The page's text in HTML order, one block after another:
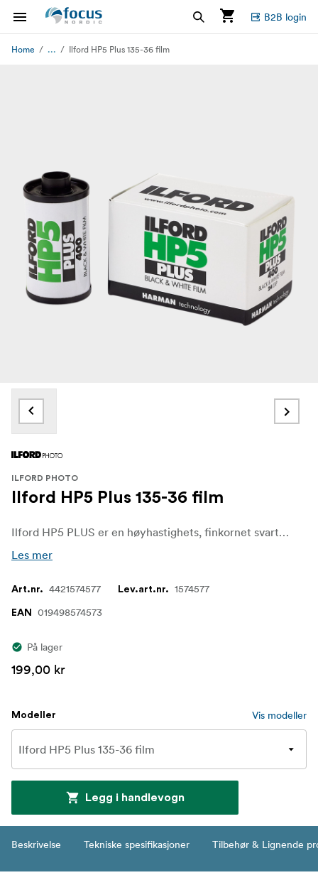
B2B login
Home ... Ilford HP5 Plus 135-36 film
ILFORD PHOTO
Ilford HP5 Plus 135-36 film
Ilford HP5 PLUS er en høyhastighets, finkornet svart-hvitt-film med middels kontrast, noe som gjør den til et utmerket valg for journalistikk, dokumentar, reise, sport, action og innendørs fotografering med tilgjengelig lys.
Les mer
Art.nr. 4421574577 Lev.art.nr. 1574577
EAN 019498574573
På lager
199,00 kr
Modeller Vis modeller
Legg i handlevogn
Beskrivelse Tekniske spesifikasjoner Tilbehør & Lignende